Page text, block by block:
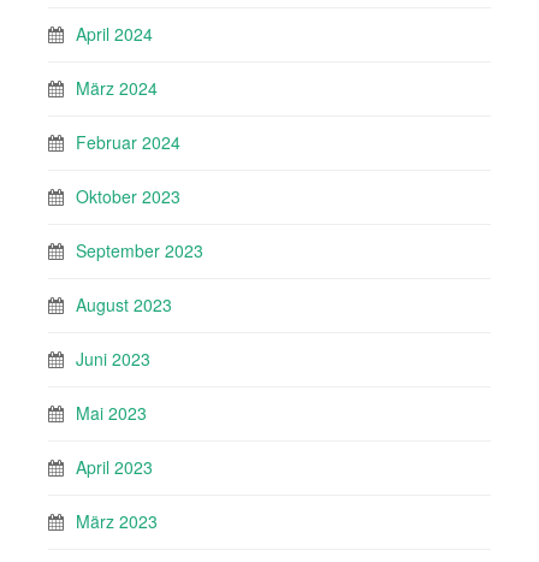
April 2024
März 2024
Februar 2024
Oktober 2023
September 2023
August 2023
Juni 2023
Mai 2023
April 2023
März 2023